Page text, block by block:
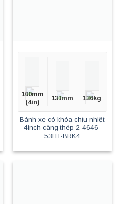
100mm
(4in)
130mm 136kg
Bánh xe có khóa chịu nhiệt
4inch càng thép 2-4646-
53HT-BRK4